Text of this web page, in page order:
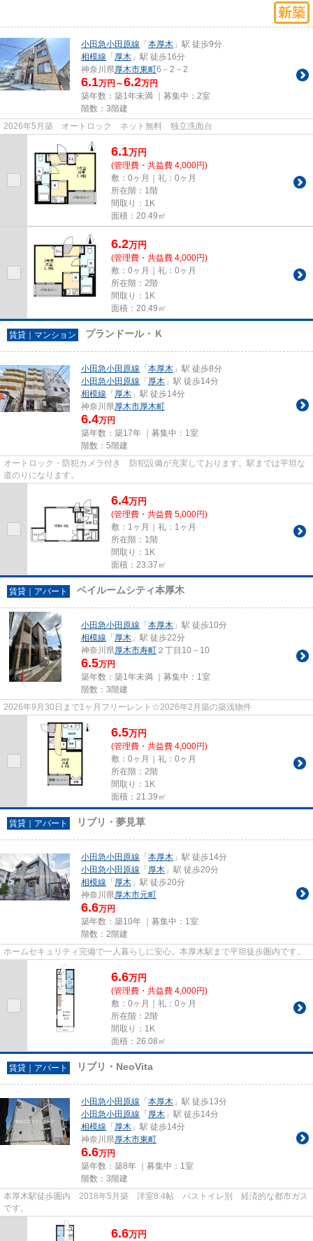
小田急小田原線 「本厚木 」駅 徒歩9分
相模線 「厚木 」駅 徒歩16分
神奈川県厚木市東町6－2－2
6.1万円～6.2万円
築年数：築1年未満 ｜募集中： 2室
階数：3階建
2026年5月築 オートロック ネット無料 独立洗面台
6.1万円
(管理費・共益費 4,000円)
敷：0ヶ月｜礼：0ヶ月
所在階：1階
間取り：1K
面積：20.49㎡
6.2万円
(管理費・共益費 4,000円)
敷：0ヶ月｜礼：0ヶ月
所在階：2階
間取り：1K
面積：20.49㎡
賃貸｜マンション プランドール・Ｋ
小田急小田原線 「本厚木 」駅 徒歩8分
小田急小田原線 「厚木 」駅 徒歩14分
相模線 「厚木 」駅 徒歩14分
神奈川県厚木市厚木町
6.4万円
築年数：築17年 ｜募集中： 1室
階数：5階建
オートロック・防犯カメラ付き 防犯設備が充実しております。駅までは平坦な
道のりになります。
6.4万円
(管理費・共益費 5,000円)
敷：1ヶ月｜礼：1ヶ月
所在階：1階
間取り：1K
面積：23.37㎡
賃貸｜アパート ベイルームシティ本厚木
小田急小田原線 「本厚木 」駅 徒歩10分
相模線 「厚木 」駅 徒歩22分
神奈川県厚木市寿町 ２丁目10－10
6.5万円
築年数：築1年未満 ｜募集中： 1室
階数：3階建
2026年9月30日まで1ヶ月フリーレント☆2026年2月築の築浅物件
6.5万円
(管理費・共益費 4,000円)
敷：0ヶ月｜礼：0ヶ月
所在階：2階
間取り：1K
面積：21.39㎡
賃貸｜アパート リブリ・夢見草
小田急小田原線 「本厚木 」駅 徒歩14分
小田急小田原線 「厚木 」駅 徒歩20分
相模線 「厚木 」駅 徒歩20分
神奈川県厚木市元町
6.6万円
築年数：築10年 ｜募集中： 1室
階数：2階建
ホームセキュリティ完備で一人暮らしに安心。本厚木駅まで平坦徒歩圏内です。
6.6万円
(管理費・共益費 4,000円)
敷：0ヶ月｜礼：0ヶ月
所在階：2階
間取り：1K
面積：26.08㎡
賃貸｜アパート リブリ・NeoVita
小田急小田原線 「本厚木 」駅 徒歩13分
小田急小田原線 「厚木 」駅 徒歩14分
相模線 「厚木 」駅 徒歩14分
神奈川県厚木市東町
6.6万円
築年数：築8年 ｜募集中： 1室
階数：3階建
本厚木駅徒歩圏内 2018年5月築 洋室8.4帖 バストイレ別 経済的な都市ガス
です。
6.6万円